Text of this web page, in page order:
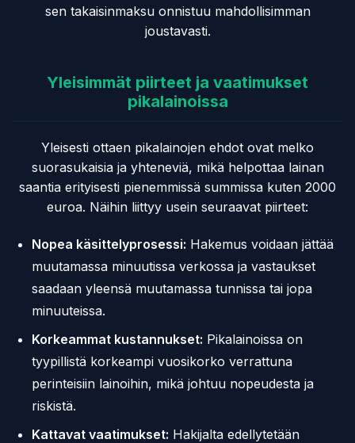
sen takaisinmaksu onnistuu mahdollisimman
joustavasti.
Yleisimmät piirteet ja vaatimukset
pikalainoissa
Yleisesti ottaen pikalainojen ehdot ovat melko
suorasukaisia ja yhteneviä, mikä helpottaa lainan
saantia erityisesti pienemmissä summissa kuten 2000
euroa. Näihin liittyy usein seuraavat piirteet:
Nopea käsittelyprosessi: Hakemus voidaan jättää
muutamassa minuutissa verkossa ja vastaukset
saadaan yleensä muutamassa tunnissa tai jopa
minuuteissa.
Korkeammat kustannukset: Pikalainoissa on
tyypillistä korkeampi vuosikorko verrattuna
perinteisiin lainoihin, mikä johtuu nopeudesta ja
riskistä.
Kattavat vaatimukset: Hakijalta edellytetään